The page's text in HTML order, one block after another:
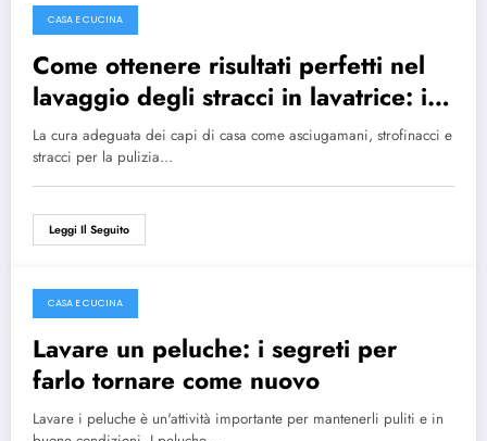
Maggio 7, 2024
CASA E CUCINA
Come ottenere risultati perfetti nel
lavaggio degli stracci in lavatrice: i
nostri consigli
La cura adeguata dei capi di casa come asciugamani, strofinacci e
stracci per la pulizia…
Leggi Il Seguito
Maggio 6, 2024
CASA E CUCINA
Lavare un peluche: i segreti per
farlo tornare come nuovo
Lavare i peluche è un'attività importante per mantenerli puliti e in